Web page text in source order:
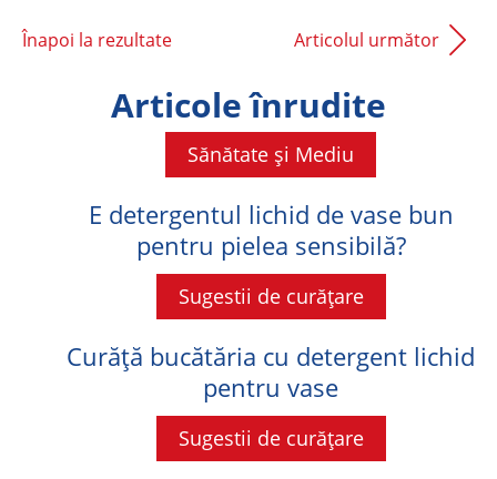
Înapoi la rezultate Articolul următor
Articole înrudite
Sănătate și Mediu
E detergentul lichid de vase bun
pentru pielea sensibilă?
Sugestii de curățare
Curăță bucătăria cu detergent lichid
pentru vase
Sugestii de curățare